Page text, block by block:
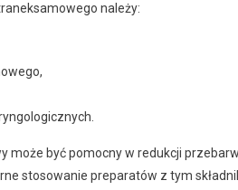
należy:
może być pomocny w redukcji
stosowanie preparatów z tym